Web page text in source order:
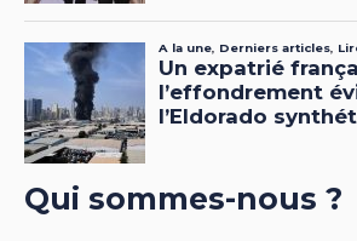
Qui sommes-nous ?